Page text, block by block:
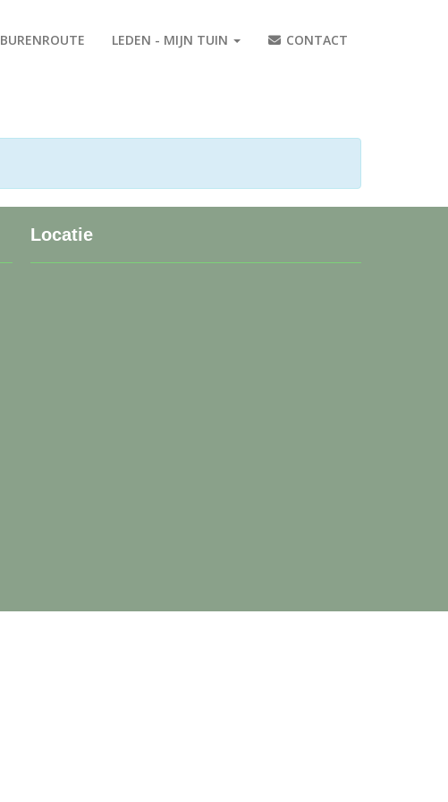
BURENROUTE LEDEN - MIJN TUIN CONTACT
Locatie